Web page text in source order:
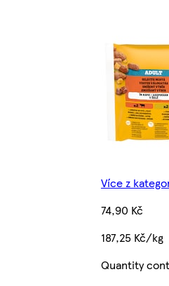
Více z
74,90 Kč
187,25 Kč/kg
Quantity